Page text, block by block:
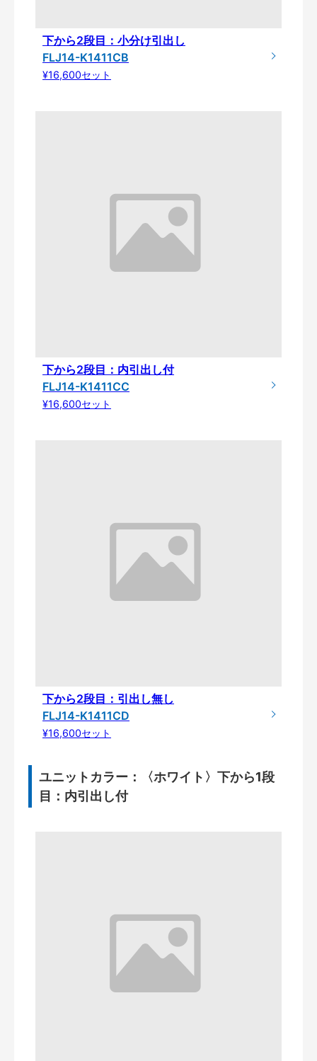
下から2段目：小分け引出し
FLJ14-K1411CB
¥16,600セット
下から2段目：内引出し付
FLJ14-K1411CC
¥16,600セット
下から2段目：引出し無し
FLJ14-K1411CD
¥16,600セット
ユニットカラー：〈ホワイト〉下から1段
目：内引出し付